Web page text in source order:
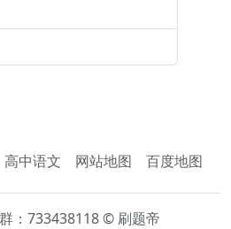
高中语文 网站地图 百度地图
：733438118 © 刷题帝